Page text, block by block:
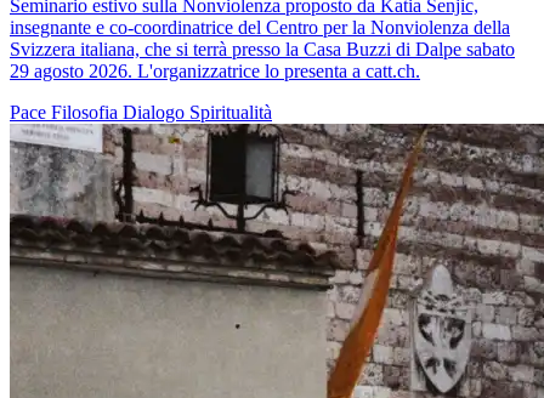
Seminario estivo sulla Nonviolenza proposto da Katia Senjic,
insegnante e co-coordinatrice del Centro per la Nonviolenza della
Svizzera italiana, che si terrà presso la Casa Buzzi di Dalpe sabato
29 agosto 2026. L'organizzatrice lo presenta a catt.ch.
Pace Filosofia Dialogo Spiritualità